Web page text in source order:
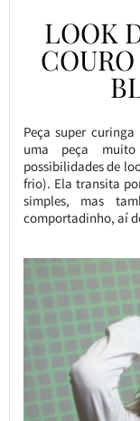
LOOK
Peça super
uma peça
possibilidades de
frio). Ela transita
simples, mas
comportadinho, aí